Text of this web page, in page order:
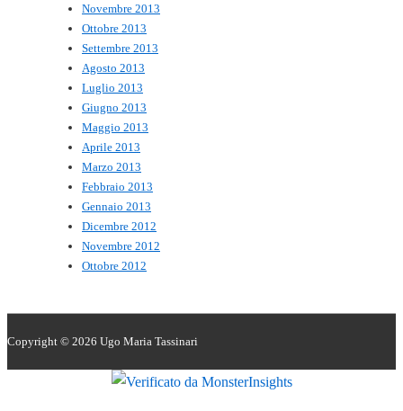
Novembre 2013
Ottobre 2013
Settembre 2013
Agosto 2013
Luglio 2013
Giugno 2013
Maggio 2013
Aprile 2013
Marzo 2013
Febbraio 2013
Gennaio 2013
Dicembre 2012
Novembre 2012
Ottobre 2012
Copyright © 2026 Ugo Maria Tassinari